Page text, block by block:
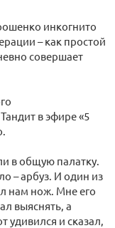
инкогнито
– как простой
совершает
в эфире «5
в общую палатку.
– арбуз. И один из
нам нож. Мне его
выяснять, а
удивился и сказал,